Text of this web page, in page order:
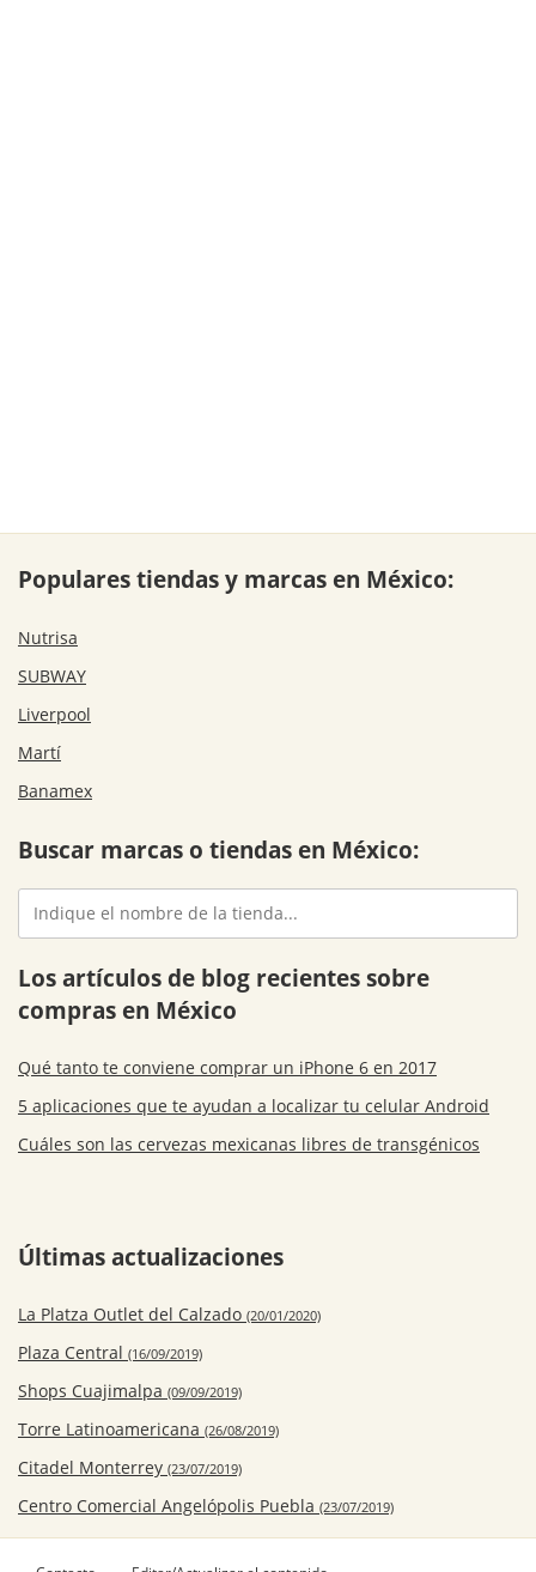
Populares tiendas y marcas en México:
Nutrisa
SUBWAY
Liverpool
Martí
Banamex
Buscar marcas o tiendas en México:
Los artículos de blog recientes sobre
compras en México
Qué tanto te conviene comprar un iPhone 6 en 2017
5 aplicaciones que te ayudan a localizar tu celular Android
Cuáles son las cervezas mexicanas libres de transgénicos
Últimas actualizaciones
La Platza Outlet del Calzado (20/01/2020)
Plaza Central (16/09/2019)
Shops Cuajimalpa (09/09/2019)
Torre Latinoamericana (26/08/2019)
Citadel Monterrey (23/07/2019)
Centro Comercial Angelópolis Puebla (23/07/2019)